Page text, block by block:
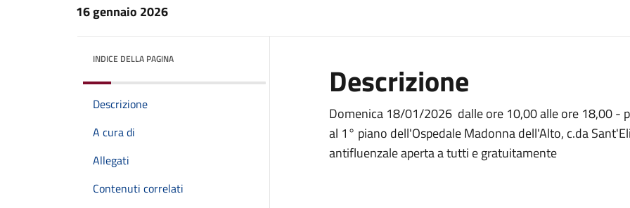
16 gennaio 2026
INDICE DELLA PAGINA
Descrizione
A cura di
Allegati
Contenuti correlati
Descrizione
Domenica 18/01/2026 dalle ore 10,00 alle ore 18,00 -
al 1° piano dell'Ospedale Madonna dell'Alto, c.da
antifluenzale aperta a tutti e gratuitamente